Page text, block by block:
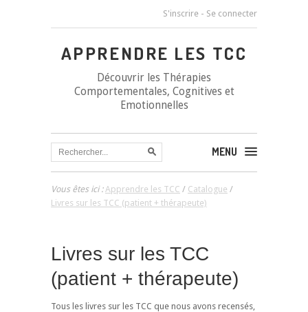
S'inscrire - Se connecter
APPRENDRE LES TCC
Découvrir les Thérapies
Comportementales, Cognitives et
Emotionnelles
MENU
Vous êtes ici :Apprendre les TCC / Catalogue /
Livres sur les TCC (patient + thérapeute)
Livres sur les TCC
(patient + thérapeute)
Tous les livres sur les TCC que nous avons recensés,